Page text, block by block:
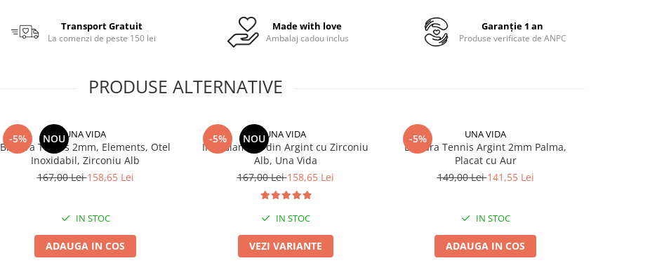
Transport Gratuit
La comenzi de peste 150 lei
Made with love
Ambalaj cadou inclus
Garanție 1 an
Produse verificate de ANPC
PRODUSE ALTERNATIVE
-5% NOUUNA VIDA
Bratara Tennis 2mm, Elements, Otel
Inoxidabil, Zirconiu Alb
167,00 Lei158,65 Lei
IN STOC
ADAUGA IN COS
-5% NOUUNA VIDA
Inel Glamour din Argint cu Zirconiu
Alb, Una Vida
167,00 Lei158,65 Lei
IN STOC
VEZI VARIANTE
-5% UNA VIDA
Bratara Tennis Argint 2mm Palma,
Placat cu Aur
149,00 Lei141,55 Lei
IN STOC
ADAUGA IN COS